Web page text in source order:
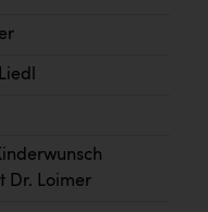
Dr. Loimer